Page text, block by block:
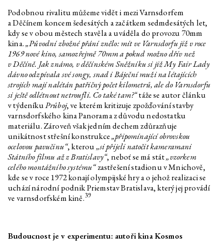
Podobnou rivalitu můžeme vidět i mezi Varnsdorfem
a Děčínem koncem šedesátých a začátkem sedmdesátých let,
kdy se v obou městech stavěla a uváděla do provozu 70mm
kina.„Původní zbožné přání znělo: mít ve Varnsdorfu již v roce
1969 nové kino, samozřejmě 70mm a pokud možno dřív než
v Děčíně. Jak známo, v děčínském Sněžníku si již My Fair Lady
dávno odzpívala své songy, snad i Báječní muži na létajících
strojích mají nalétán patřičný počet kilometrů, ale do Varnsdorfu
si ještě odlétnout netroufli. Co také tam?“táže se autor článku
v týdeníkuPrůboj, ve kterém kritizuje zpožďování stavby
varnsdorfského kina Panorama z důvodu nedostatku
materiálu. Zároveň však jedním dechem zdůrazňuje
unikátnost střešní konstrukce„připomínající obrovskou
ocelovou pavučinu“, kterou„si přijeli natočit kameramani
Státního filmu až z Bratislavy“, neboť se má stát„vzorkem
celého montážního systému“zastřešení stadionu v Mnichově,
kde se v roce 1972 konají olympijské hry a o jehož realizaci se
uchází národní podnik Priemstav Bratislava, který jej provádí
ve varnsdorfském kině.39
Budoucnost je v experimentu: autoři kina Kosmos